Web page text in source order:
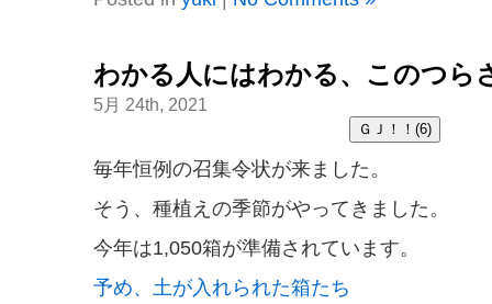
わかる人にはわかる、このつら
5月 24th, 2021
毎年恒例の召集令状が来ました。
そう、種植えの季節がやってきました。
今年は1,050箱が準備されています。
予め、土が入れられた箱たち